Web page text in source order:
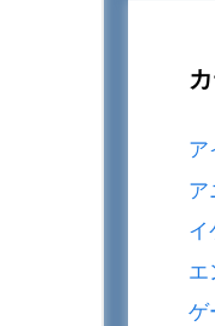
ア
ア
エ
ゲ